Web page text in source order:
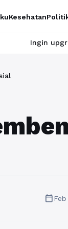
Kesehatan
skill tanpa
calendar_today